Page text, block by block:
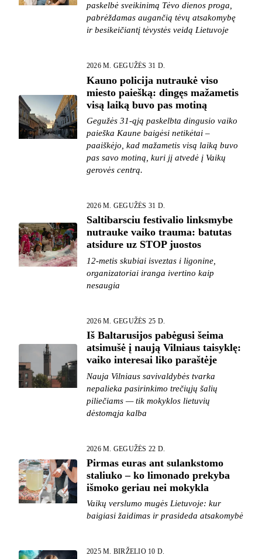
paskelbė sveikinimą Tėvo dienos proga,
pabrėždamas augančią tėvų atsakomybę
ir besikeičiantį tėvystės veidą Lietuvoje
2026 M. GEGUŽĖS 31 D.
Kauno policija nutraukė viso
miesto paiešką: dingęs mažametis
visą laiką buvo pas motiną
Gegužės 31-ąją paskelbta dingusio vaiko
paieška Kaune baigėsi netikėtai –
paaiškėjo, kad mažametis visą laiką buvo
pas savo motiną, kuri jį atvedė į Vaikų
gerovės centrą.
2026 M. GEGUŽĖS 31 D.
Saltibarsciu festivalio linksmybe
nutrauke vaiko trauma: batutas
atsidure uz STOP juostos
12-metis skubiai isveztas i ligonine,
organizatoriai iranga ivertino kaip
nesaugia
2026 M. GEGUŽĖS 25 D.
Iš Baltarusijos pabėgusi šeima
atsimušė į naują Vilniaus taisyklę:
vaiko interesai liko paraštėje
Nauja Vilniaus savivaldybės tvarka
nepalieka pasirinkimo trečiųjų šalių
piliečiams — tik mokyklos lietuvių
dėstomąja kalba
2026 M. GEGUŽĖS 22 D.
Pirmas euras ant sulankstomo
staliuko – ko limonado prekyba
išmoko geriau nei mokykla
Vaikų verslumo mugės Lietuvoje: kur
baigiasi žaidimas ir prasideda atsakomybė
2025 M. BIRŽELIO 10 D.